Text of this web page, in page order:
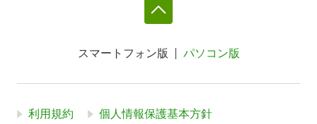
スマートフォン版 パソコン版
利用規約 個人情報保護基本方針